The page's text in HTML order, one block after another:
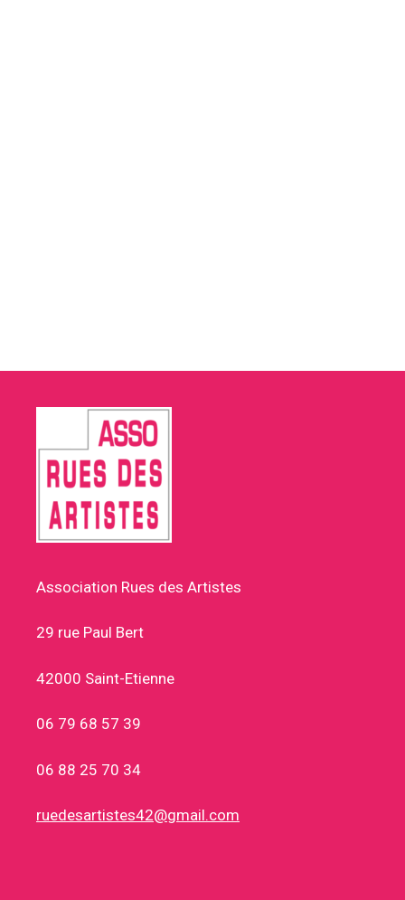
Association Rues des Artistes
29 rue Paul Bert
42000 Saint-Etienne
06 79 68 57 39
06 88 25 70 34
ruedesartistes42@gmail.com